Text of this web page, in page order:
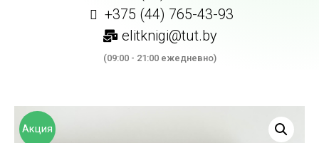
+375 (44) 765-43-93
elitknigi@tut.by
(09:00 - 21:00 ежедневно)
Акция